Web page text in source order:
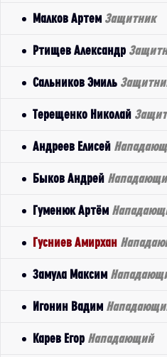
Малков Артем Защитник
Ртищев Александр
Сальников Эмиль
Терещенко Николай
Андреев Елисей
Быков Андрей
Гуменюк Артём
Гусниев Амирхан
Замула Максим
Игонин Вадим
Карев Егор Нападающий